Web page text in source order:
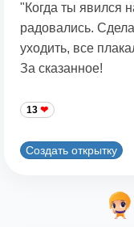
"Когда ты явился
радовались.
уходить, все
За сказанное!
13
Создать открытку